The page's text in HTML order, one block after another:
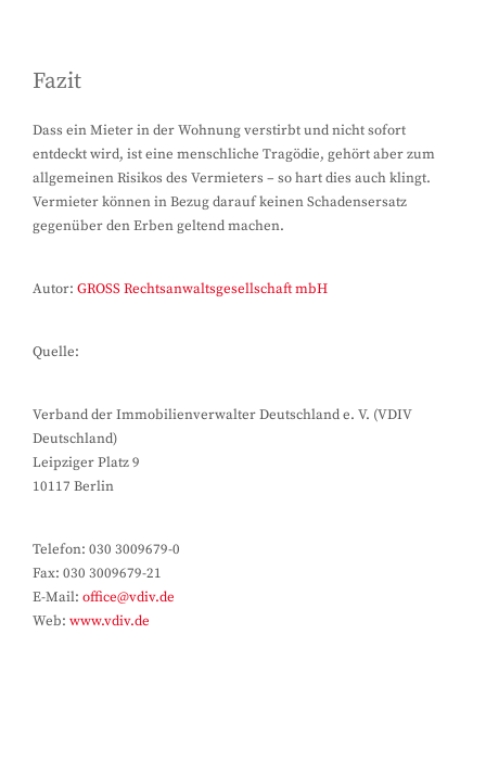
Fazit
Dass ein Mieter in der Wohnung verstirbt und nicht sofort
entdeckt wird, ist eine menschliche Tragödie, gehört aber zum
allgemeinen Risikos des Vermieters – so hart dies auch klingt.
Vermieter können in Bezug darauf keinen Schadensersatz
gegenüber den Erben geltend machen.
Autor: GROSS Rechtsanwaltsgesellschaft mbH
Quelle:
Verband der Immobilienverwalter Deutschland e. V. (VDIV
Deutschland)
Leipziger Platz 9
10117 Berlin
Telefon: 030 3009679-0
Fax: 030 3009679-21
E-Mail: office@vdiv.de
Web: www.vdiv.de